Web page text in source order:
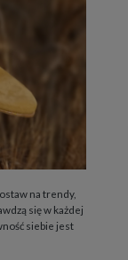
na trendy,
się w każdej
siebie jest